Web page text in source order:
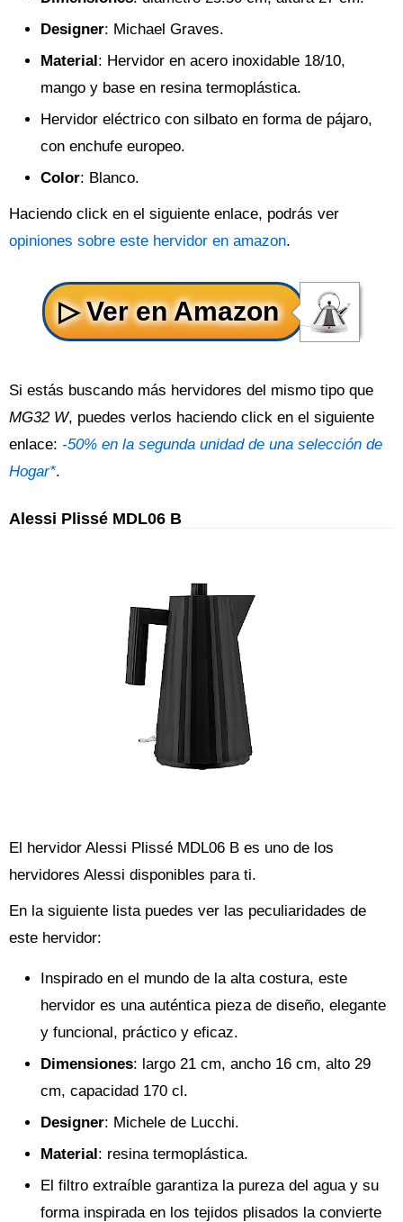
Designer: Michael Graves.
Material: Hervidor en acero inoxidable 18/10,
mango y base en resina termoplástica.
Hervidor eléctrico con silbato en forma de pájaro,
con enchufe europeo.
Color: Blanco.
Haciendo click en el siguiente enlace, podrás ver
opiniones sobre este hervidor en amazon.
Si estás buscando más hervidores del mismo tipo que
MG32 W, puedes verlos haciendo click en el siguiente
enlace: -50% en la segunda unidad de una selección de
Hogar*.
Alessi Plissé MDL06 B
El hervidor Alessi Plissé MDL06 B es uno de los
hervidores Alessi disponibles para ti.
En la siguiente lista puedes ver las peculiaridades de
este hervidor:
Inspirado en el mundo de la alta costura, este
hervidor es una auténtica pieza de diseño, elegante
y funcional, práctico y eficaz.
Dimensiones: largo 21 cm, ancho 16 cm, alto 29
cm, capacidad 170 cl.
Designer: Michele de Lucchi.
Material: resina termoplástica.
El filtro extraíble garantiza la pureza del agua y su
forma inspirada en los tejidos plisados la convierte